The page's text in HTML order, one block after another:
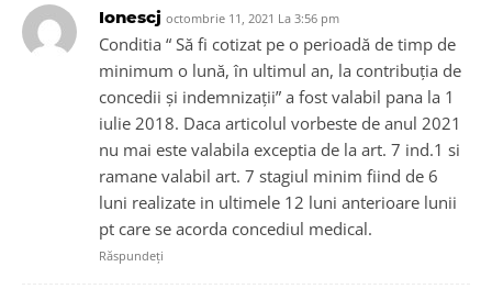
Ionescj octombrie 11, 2021 La 3:56 pm
Conditia “ Să fi cotizat pe o perioadă de timp de
minimum o lună, în ultimul an, la contribuția de
concedii și indemnizații” a fost valabil pana la 1
iulie 2018. Daca articolul vorbeste de anul 2021
nu mai este valabila exceptia de la art. 7 ind.1 si
ramane valabil art. 7 stagiul minim fiind de 6
luni realizate in ultimele 12 luni anterioare lunii
pt care se acorda concediul medical.
Răspundeți